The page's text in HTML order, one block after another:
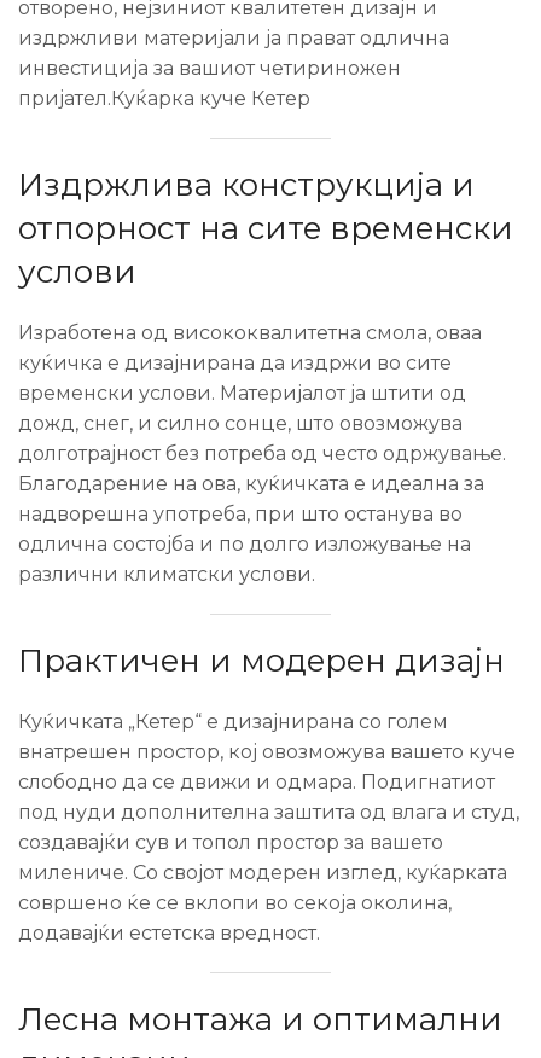
отворено, нејзиниот квалитетен дизајн и
издржливи материјали ја прават одлична
инвестиција за вашиот четириножен
пријател.Куќарка куче Кетер
Издржлива конструкција и
отпорност на сите временски
услови
Изработена од висококвалитетна смола, оваа
куќичка е дизајнирана да издржи во сите
временски услови. Материјалот ја штити од
дожд, снег, и силно сонце, што овозможува
долготрајност без потреба од често одржување.
Благодарение на ова, куќичката е идеална за
надворешна употреба, при што останува во
одлична состојба и по долго изложување на
различни климатски услови.
Практичен и модерен дизајн
Куќичката „Кетер“ е дизајнирана со голем
внатрешен простор, кој овозможува вашето куче
слободно да се движи и одмара. Подигнатиот
под нуди дополнителна заштита од влага и студ,
создавајќи сув и топол простор за вашето
милениче. Со својот модерен изглед, куќарката
совршено ќе се вклопи во секоја околина,
додавајќи естетска вредност.
Лесна монтажа и оптимални